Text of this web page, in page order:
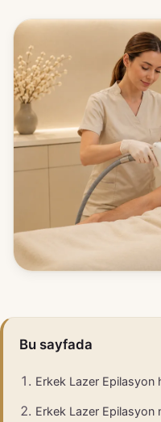
Bu sayfada
Erkek Lazer Epilasyon
Erkek Lazer Epilasyon